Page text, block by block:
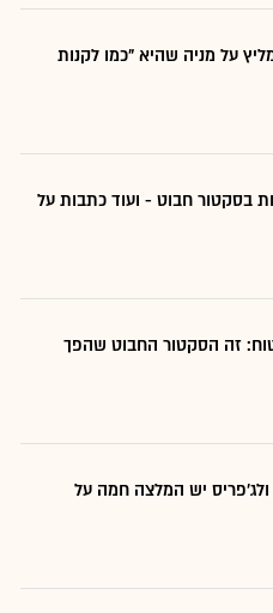
על מניה שהיא "כמו לקנות
בסקטור חבוט - ועוד כתבות על
זה הסקטור החבוט שהפך
יש המלצה חמה על